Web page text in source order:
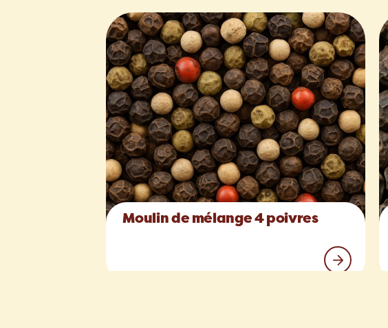
Moulin de mélange 4 poivres